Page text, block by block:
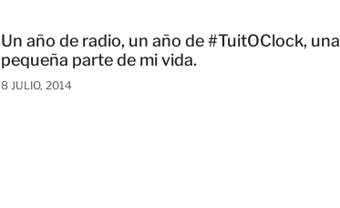
Un año de radio, un año de #TuitOClock, una
pequeña parte de mi vida.
8 JULIO, 2014